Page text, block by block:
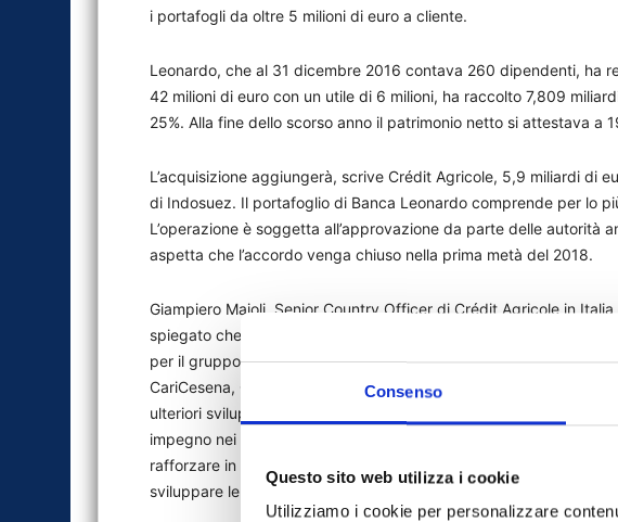
Consenso
Questo sito web utilizza i cookie
Utilizziamo i cookie per personalizzare
i portafogli da oltre 5 milioni di euro a cliente.
Leonardo, che al 31 dicembre 2016 contava 260 dipendenti, ha
42 milioni di euro con un utile di 6 milioni, ha raccolto 7,809
25%. Alla fine dello scorso anno il patrimonio netto si attestava a
L’acquisizione aggiungerà, scrive Crédit Agricole, 5,9 miliardi di
di Indosuez. Il portafoglio di Banca Leonardo comprende per lo
L’operazione è soggetta all’approvazione da parte delle autorità
aspetta che l’accordo venga chiuso nella prima metà del 2018.
Giampiero Maioli, Senior Country Officer di Crédit Agricole in
spiegato che “questa operazione costituisce un’altra importante
per il gruppo in Italia. Con l’acquisizione di Pioneer da parte di
CariCesena, CariRim e CR San Miniato, che dovrebbe essere
ulteriori sviluppi nel settore del Commercial Banking, Crédit
impegno nei confronti dell’Italia, suo secondo mercato in termini
rafforzare in Italia l’offerta nel settore del wealth management
sviluppare le sinergie fra le diverse attività.